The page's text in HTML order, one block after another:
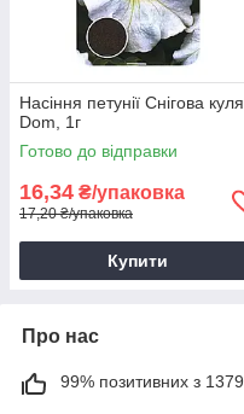
Насіння петунії Снігова
Dom, 1г
Готово до відправки
16,34 ₴/упаковка
17,20 ₴/упаковка
Купити
Про нас
99% позитивних з 1379